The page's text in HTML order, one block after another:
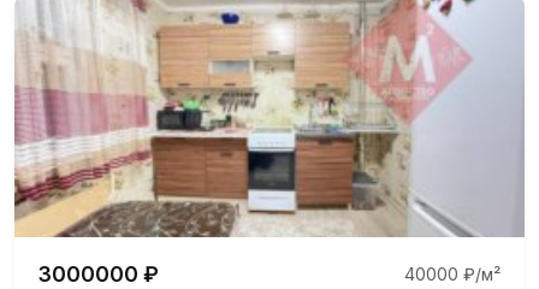
3000000 ₽ 40000 ₽/м²